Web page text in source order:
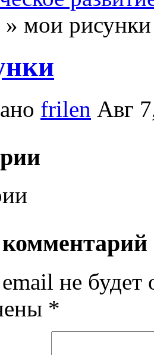
» мои рисунки
frilen Авг
не будет
*